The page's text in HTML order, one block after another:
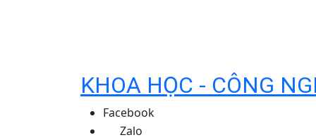
KHOA HỌC - CÔNG
Facebook
Zalo